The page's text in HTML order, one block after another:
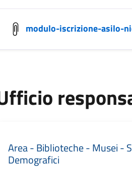
modulo-iscrizione-asilo-
Area - Biblioteche - Musei -
Demografici